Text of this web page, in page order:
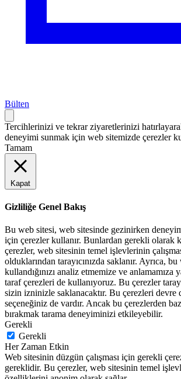
Bülten
Tercihlerinizi ve tekrar ziyaretlerinizi
deneyimi sunmak için web sitemizde çerezler
Tamam
Kapat
Gizliliğe Genel Bakış
Bu web sitesi, web sitesinde gezinirken
için çerezler kullanır. Bunlardan gerekli olarak
çerezler, web sitesinin temel işlevlerinin
olduklarından tarayıcınızda saklanır. Ayrıca,
kullandığınızı analiz etmemize ve anlamamıza
taraf çerezleri de kullanıyoruz. Bu çerezler
sizin izninizle saklanacaktır. Bu çerezleri devre
seçeneğiniz de vardır. Ancak bu çerezlerden
bırakmak tarama deneyiminizi etkileyebilir.
Gerekli
Gerekli
Her Zaman Etkin
Web sitesinin düzgün çalışması için gerekli
gereklidir. Bu çerezler, web sitesinin temel